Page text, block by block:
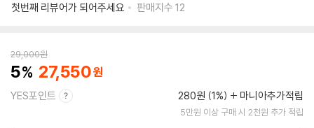
첫번째 리뷰어가 되어주세요
판매지수 12
29,000원
5 27,550
YES포인트 280원 (1%) 마니아추가적립
5만원 이상 구매 시 2천원 추가 적립